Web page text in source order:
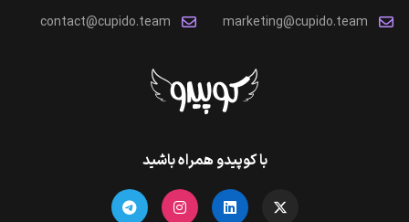
marketing@cupido.team
contact@cupido.team
با کوپیدو همراه باشید